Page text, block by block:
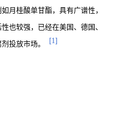
月桂酸单甘酯，具有广谱性，
也较强，已经在美国、德国、
投放市场。
[1]